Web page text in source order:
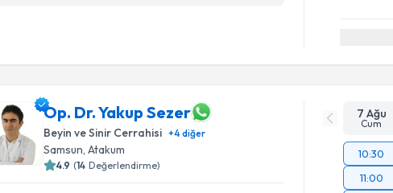
Op. Dr. Yakup Sezer
Beyin ve Sinir Cerrahisi +4diğer
Samsun,Atakum
4.9 (14 Değerlendirme)
7 Ağu
Cum
10:30
11:00